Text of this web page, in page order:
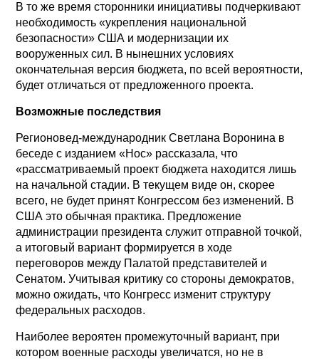
В то же время сторонники инициативы подчеркивают
необходимость «укрепления национальной
безопасности» США и модернизации их
вооруженных сил. В нынешних условиях
окончательная версия бюджета, по всей вероятности,
будет отличаться от предложенного проекта.
Возможные последствия
Регионовед-международник Светлана Воронина в
беседе с изданием «Нос» рассказала, что
«рассматриваемый проект бюджета находится лишь
на начальной стадии. В текущем виде он, скорее
всего, не будет принят Конгрессом без изменений. В
США это обычная практика. Предложение
администрации президента служит отправной точкой,
а итоговый вариант формируется в ходе
переговоров между Палатой представителей и
Сенатом. Учитывая критику со стороны демократов,
можно ожидать, что Конгресс изменит структуру
федеральных расходов.
Наиболее вероятен промежуточный вариант, при
котором военные расходы увеличатся, но не в